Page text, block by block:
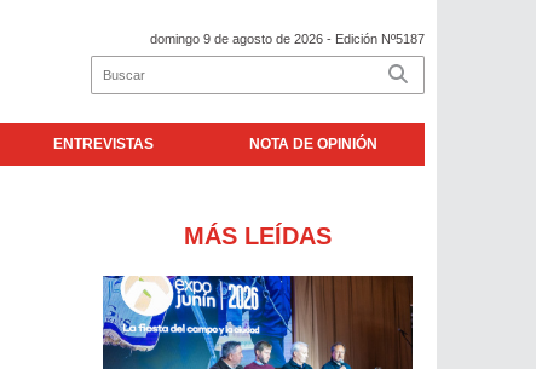
domingo 9 de agosto de 2026 - Edición Nº5187
ENTREVISTAS NOTA DE OPINIÓN
MÁS LEÍDAS